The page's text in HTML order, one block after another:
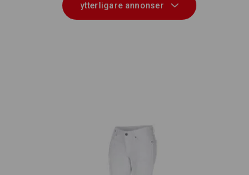
ytterligare annonser